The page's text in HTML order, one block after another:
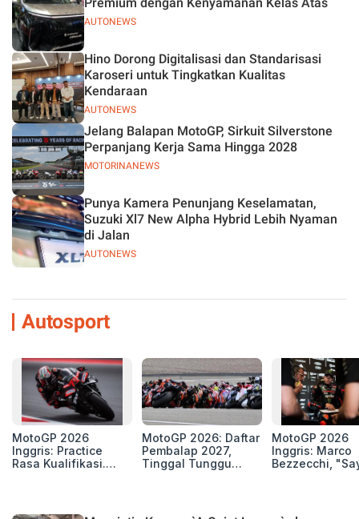
AUTONEWS
AUTONEWS
Hino Dorong Digitalisasi dan Standarisasi
Karoseri untuk Tingkatkan Kualitas
Kendaraan
MOTORINANEWS
Jelang Balapan MotoGP, Sirkuit Silverstone
Perpanjang Kerja Sama Hingga 2028
AUTONEWS
Punya Kamera Penunjang Keselamatan,
Suzuki Xl7 New Alpha Hybrid Lebih Nyaman
di Jalan
Autosport
MotoGP 2026
Inggris: Practice
Rasa Kualifikasi.
Silverstone!
MotoGP 2026: Daftar
Pembalap 2027,
Tinggal Tunggu
MotoGP 2026
Inggris: Marco
Bezzecchi,